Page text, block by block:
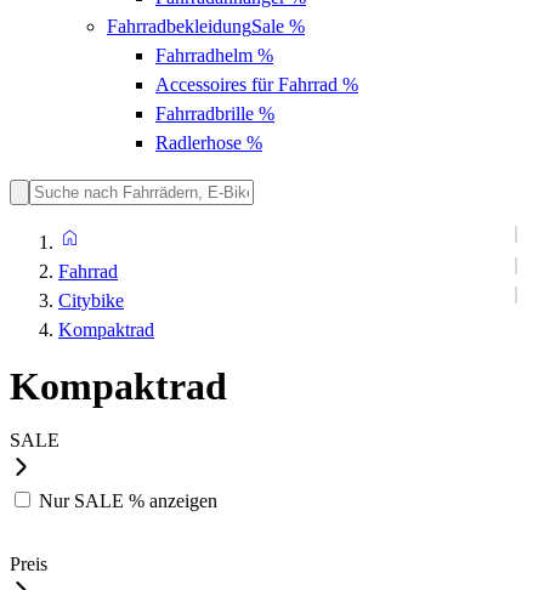
FahrradbekleidungSale %
Fahrradhelm %
Accessoires für Fahrrad %
Fahrradbrille %
Radlerhose %
Fahrrad
Citybike
Kompaktrad
Kompaktrad
SALE
Nur SALE % anzeigen
Preis